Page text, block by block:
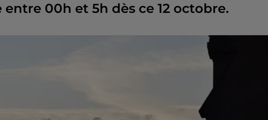
00h et 5h dès ce 12 octobre.